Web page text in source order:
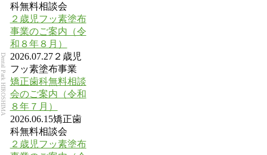
Dental Park HIROSHIMA
科無料相談会
２歳児フッ素塗布
事業のご案内（令
和８年８月）
2026.07.27２歳児
フッ素塗布事業
矯正歯科無料相談
会のご案内（令和
８年７月）
2026.06.15矯正歯
科無料相談会
２歳児フッ素塗布